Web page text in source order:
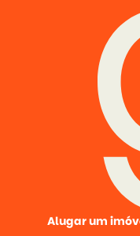
Alugar um